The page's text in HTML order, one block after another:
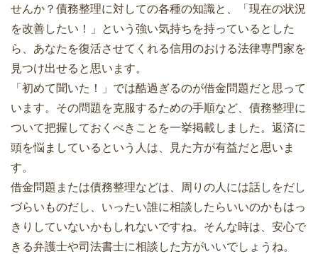
せんか？債務整理に対しての各種の知識と、「現在の状況
を改善したい！」という強い気持ちを持っているとした
ら、あなたを復活させてくれる信用のおける法律専門家を
見つけ出せると思います。
「初めて聞いた！」では酷過ぎるのが借金問題だと思って
います。その問題を克服するための手順など、債務整理に
ついて把握しておくべきことを一挙掲載しました。返済に
頭を悩ましているという人は、見た方が有益だと思いま
す。
借金問題または債務整理などは、周りの人には話しをだし
づらいものだし、いったい誰に相談したらいいのかもはっ
きりしていないかもしれないですね。そんな時は、安心で
きる弁護士や司法書士に相談した方がいいでしょうね。